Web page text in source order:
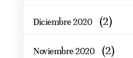
Diciembre 2020 (2)
Noviembre 2020 (2)